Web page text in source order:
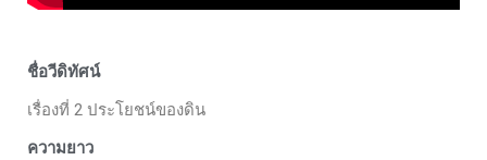
ชื่อวีดิทัศน์
เรื่องที่ 2 ประโยชน์ของดิน
ความยาว